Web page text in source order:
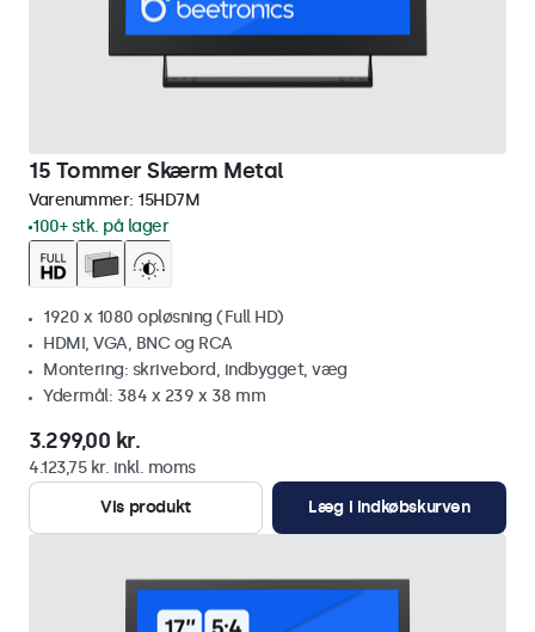
15 Tommer Skærm Metal
Varenummer: 15HD7M
100+ stk. på lager
1920 x 1080 opløsning (Full HD)
HDMI, VGA, BNC og RCA
Montering: skrivebord, indbygget, væg
Ydermål: 384 x 239 x 38 mm
3.299,00 kr.
4.123,75 kr. inkl. moms
Vis produkt
Læg i indkøbskurven